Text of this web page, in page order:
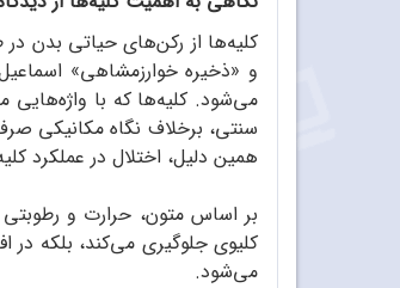
کلیه‌ها از رکن‌های حیاتی بدن
و «ذخیره‌ خوارزمشاهی»
می‌شود. کلیه‌ها که با واژه‌هایی
سنتی، برخلاف نگاه مکانیکی
همین دلیل، اختلال در عملکرد
بر اساس متون، حرارت و
کلیوی جلوگیری می‌کند، بلکه
می‌شود.